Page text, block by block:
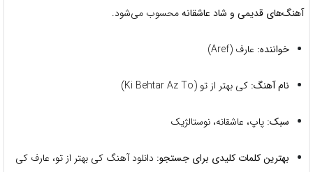
آهنگ‌های قدیمی و شاد عاشقانهمحسوب می‌شود.
خواننده: عارف (Aref)
نام آهنگ: کی بهتر از تو (Ki Behtar Az To)
سبک: پاپ، عاشقانه، نوستالژیک
بهترین کلمات کلیدی برای جستجو: دانلود آهنگ کی بهتر از تو، عارف کی